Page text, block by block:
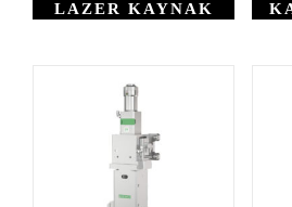
LAZER KAYNAK